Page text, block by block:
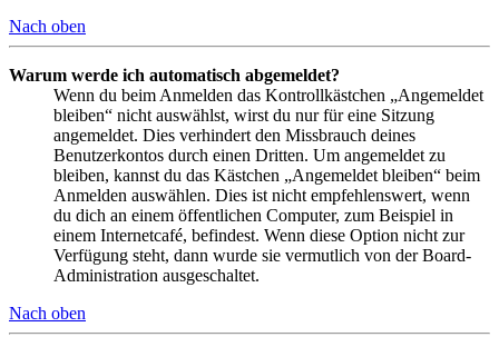
Nach oben
Warum werde ich automatisch abgemeldet?
Wenn du beim Anmelden das Kontrollkästchen „Angemeldet
bleiben“ nicht auswählst, wirst du nur für eine Sitzung
angemeldet. Dies verhindert den Missbrauch deines
Benutzerkontos durch einen Dritten. Um angemeldet zu
bleiben, kannst du das Kästchen „Angemeldet bleiben“ beim
Anmelden auswählen. Dies ist nicht empfehlenswert, wenn
du dich an einem öffentlichen Computer, zum Beispiel in
einem Internetcafé, befindest. Wenn diese Option nicht zur
Verfügung steht, dann wurde sie vermutlich von der Board-
Administration ausgeschaltet.
Nach oben